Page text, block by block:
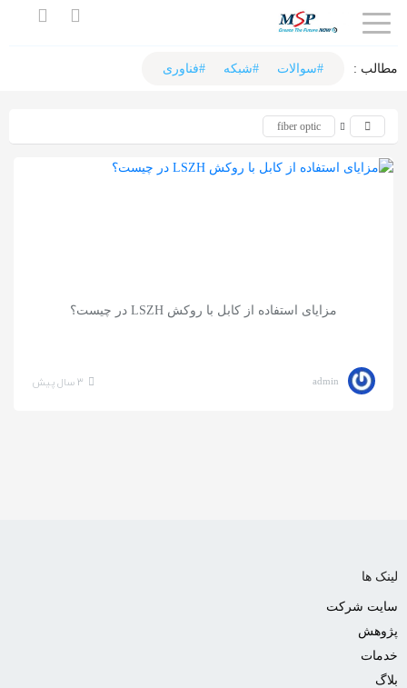
اشتراک
استفاده
از
خود
مطالب :‌ #سوالات #شبکه #فناوری
fiber optic
مزایای استفاده از کابل با روکش LSZH در چیست؟
admin 3 سال پیش
لینک ها
سایت شرکت
پژوهش
خدمات
بلاگ